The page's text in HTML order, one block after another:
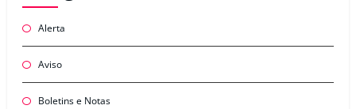
Alerta
Aviso
Boletins e Notas